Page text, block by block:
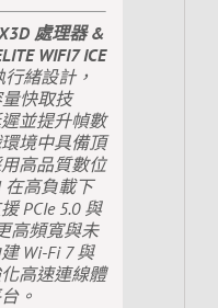
處理器 &
WIFI7 ICE
緒設計，
量快取技
並提升幀數
境中具備頂
高品質數位
在高負載下
PCIe 5.0 與
高頻寬與未
Wi-Fi 7 與
高速連線體
。